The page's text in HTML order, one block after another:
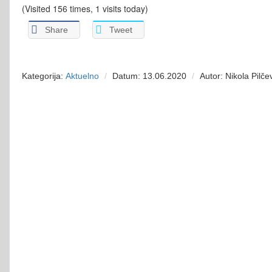
(Visited 156 times, 1 visits today)
Share Tweet
Kategorija: Aktuelno Datum: 13.06.2020 Autor: Nikola